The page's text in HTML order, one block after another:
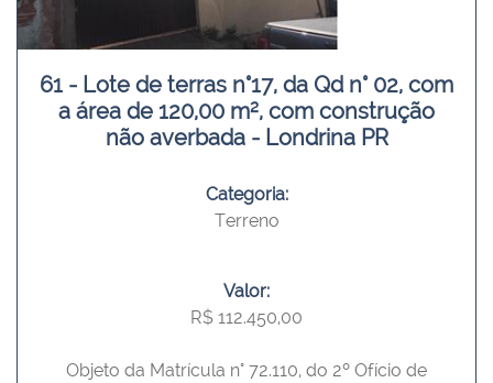
61 - Lote de terras n°17, da Qd n° 02, com
a área de 120,00 m², com construção
não averbada - Londrina PR
Categoria:
Terreno
Valor:
R$ 112.450,00
Objeto da Matrícula n° 72.110, do 2º Ofício de